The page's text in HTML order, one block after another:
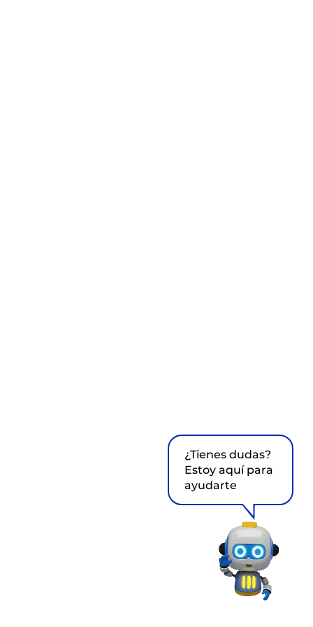
¿Tienes dudas?
Estoy aquí para
ayudarte